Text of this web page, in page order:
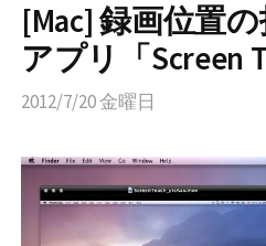
[Mac] 録画位置
アプリ「Screen
2012/7/20 金曜日